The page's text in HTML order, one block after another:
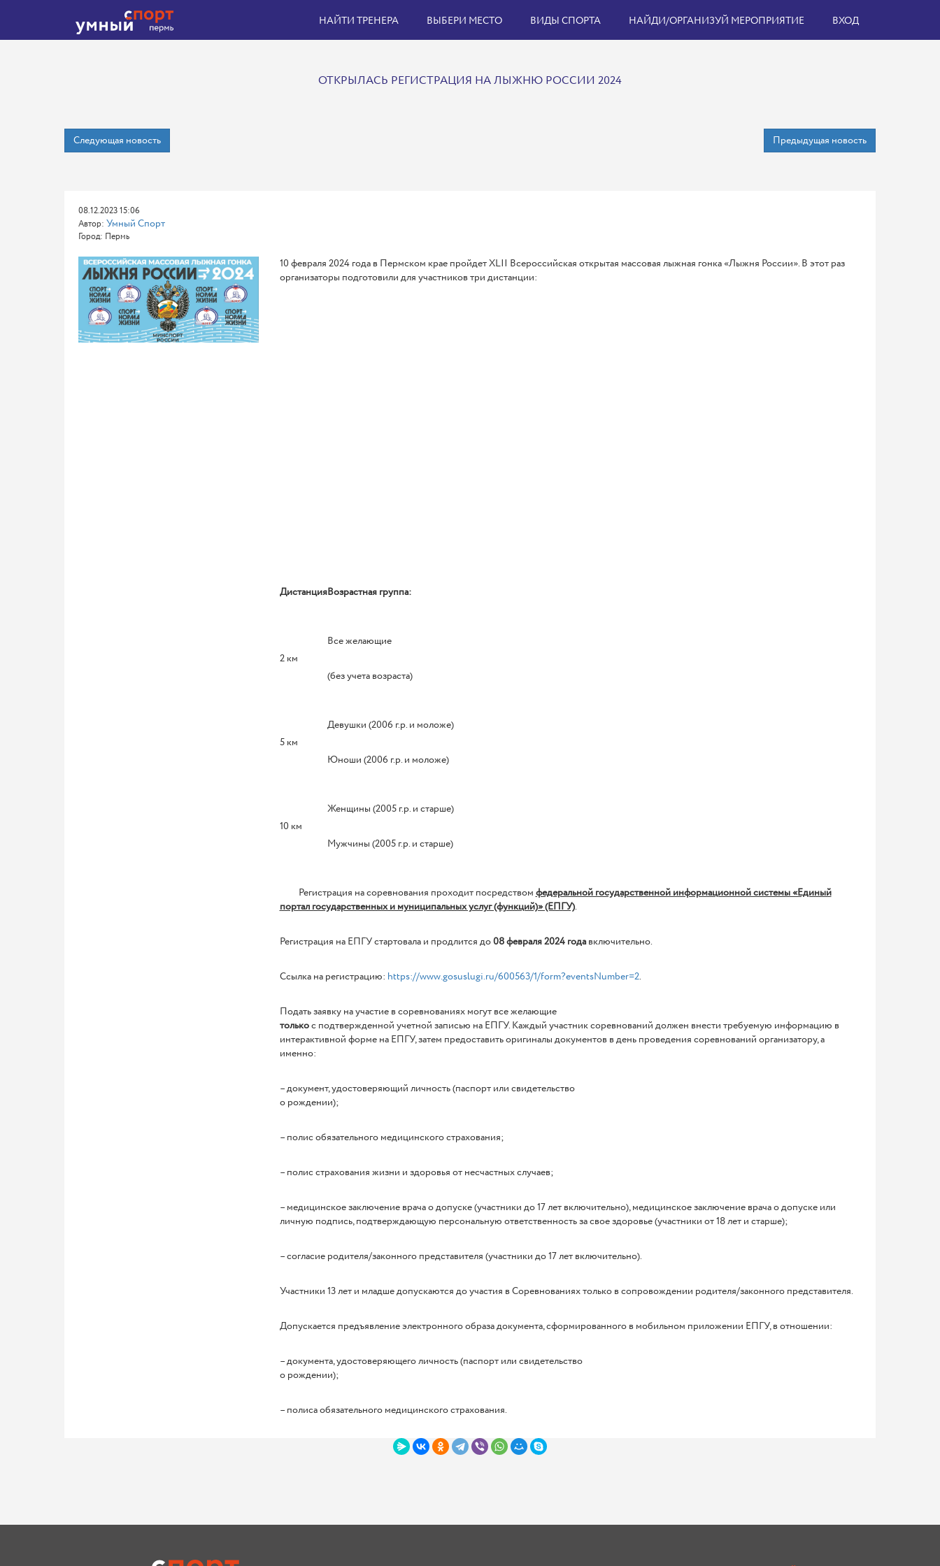
НАЙТИ ТРЕНЕРА ВЫБЕРИ МЕСТО ВИДЫ СПОРТА НАЙДИ/ОРГАНИЗУЙ МЕРОПРИЯТИЕ ВХОД
ОТКРЫЛАСЬ РЕГИСТРАЦИЯ НА ЛЫЖНЮ РОССИИ 2024
Следующая новость Предыдущая новость
08.12.2023 15:06
Автор: Умный Спорт
Город: Пермь
10 февраля 2024 года в Пермском крае пройдет XLII Всероссийская открытая массовая лыжная гонка «Лыжня России». В этот раз
организаторы подготовили для участников три дистанции:
ДистанцияВозрастная группа:
2 км
Все желающие
(без учета возраста)
5 км
Девушки (2006 г.р. и моложе)
Юноши (2006 г.р. и моложе)
10 км
Женщины (2005 г.р. и старше)
Мужчины (2005 г.р. и старше)
Регистрация на соревнования проходит посредствомфедеральной государственной информационной системы «Единый
портал государственных и муниципальных услуг (функций)» (ЕПГУ).
Регистрация на ЕПГУ стартовала и продлится до08 февраля 2024 годавключительно.
Ссылка на регистрацию: https://www.gosuslugi.ru/600563/1/form?eventsNumber=2.
Подать заявку на участие в соревнованиях могут все желающие
толькос подтвержденной учетной записью на ЕПГУ. Каждый участник соревнований должен внести требуемую информацию в
интерактивной форме на ЕПГУ, затем предоставить оригиналы документов в день проведения соревнований организатору, а
именно:
– документ, удостоверяющий личность (паспорт или свидетельство
о рождении);
– полис обязательного медицинского страхования;
– полис страхования жизни и здоровья от несчастных случаев;
– медицинское заключение врача о допуске (участники до 17 лет включительно), медицинское заключение врача о допуске или
личную подпись, подтверждающую персональную ответственность за свое здоровье (участники от 18 лет и старше);
– согласие родителя/законного представителя (участники до 17 лет включительно).
Участники 13 лет и младше допускаются до участия в Соревнованиях только в сопровождении родителя/законного представителя.
Допускается предъявление электронного образа документа, сформированного в мобильном приложении ЕПГУ, в отношении:
– документа, удостоверяющего личность (паспорт или свидетельство
о рождении);
– полиса обязательного медицинского страхования.